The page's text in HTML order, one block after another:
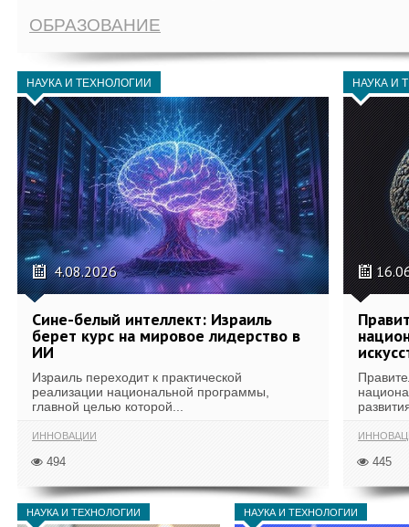
ОБРАЗОВАНИЕ
НАУКА И ТЕХНОЛОГИИ
4.08.2026
Сине-белый интеллект: Израиль
берет курс на мировое лидерство в
ИИ
Израиль переходит к практической
реализации национальной программы,
главной целью которой...
ИННОВАЦИИ
494
НАУКА И
445
НАУКА И ТЕХНОЛОГИИ НАУКА И ТЕХНОЛОГИИ